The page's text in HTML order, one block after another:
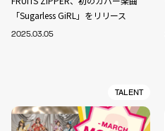
「Sugarless GiRL」をリリース
2025.03.05
TALENT